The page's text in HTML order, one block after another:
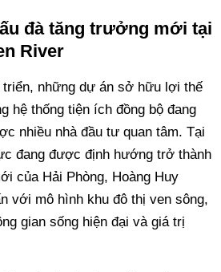
đà tăng trưởng mới tại
River
những dự án sở hữu lợi thế
hệ thống tiện ích đồng bộ đang
nhiều nhà đầu tư quan tâm. Tại
đang được định hướng trở thành
của Hải Phòng, Hoàng Huy
với mô hình khu đô thị ven sông,
gian sống hiện đại và giá trị